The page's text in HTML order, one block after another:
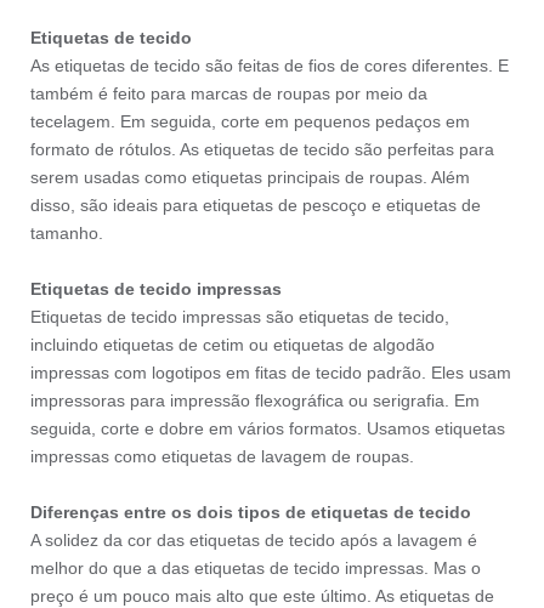
Etiquetas de tecido
As etiquetas de tecido são feitas de fios de cores diferentes. E
também é feito para marcas de roupas por meio da
tecelagem. Em seguida, corte em pequenos pedaços em
formato de rótulos. As etiquetas de tecido são perfeitas para
serem usadas como etiquetas principais de roupas. Além
disso, são ideais para etiquetas de pescoço e etiquetas de
tamanho.
Etiquetas de tecido impressas
Etiquetas de tecido impressas são etiquetas de tecido,
incluindo etiquetas de cetim ou etiquetas de algodão
impressas com logotipos em fitas de tecido padrão. Eles usam
impressoras para impressão flexográfica ou serigrafia. Em
seguida, corte e dobre em vários formatos. Usamos etiquetas
impressas como etiquetas de lavagem de roupas.
Diferenças entre os dois tipos de etiquetas de tecido
A solidez da cor das etiquetas de tecido após a lavagem é
melhor do que a das etiquetas de tecido impressas. Mas o
preço é um pouco mais alto que este último. As etiquetas de